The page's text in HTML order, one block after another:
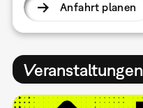
Anfahrt planen
Veranstaltungen